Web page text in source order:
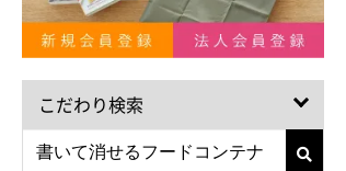
こだわり検索